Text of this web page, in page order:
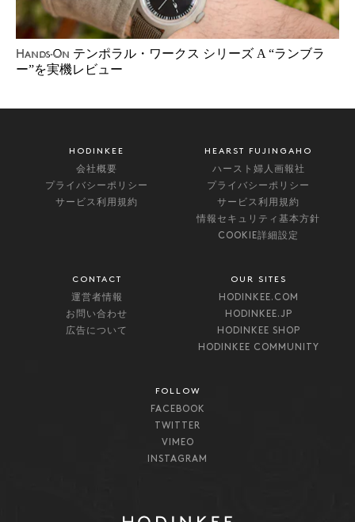
Hands-On テンポラル・ワークス シリーズ A “ランブラ
ー”を実機レビュー
HODINKEE
会社概要
プライバシーポリシー
サービス利用規約
HEARST FUJINGAHO
ハースト婦人画報社
プライバシーポリシー
サービス利用規約
情報セキュリティ基本方針
COOKIE詳細設定
CONTACT
運営者情報
お問い合わせ
広告について
OUR SITES
HODINKEE.COM
HODINKEE.JP
HODINKEE SHOP
HODINKEE COMMUNITY
FOLLOW
FACEBOOK
TWITTER
VIMEO
INSTAGRAM